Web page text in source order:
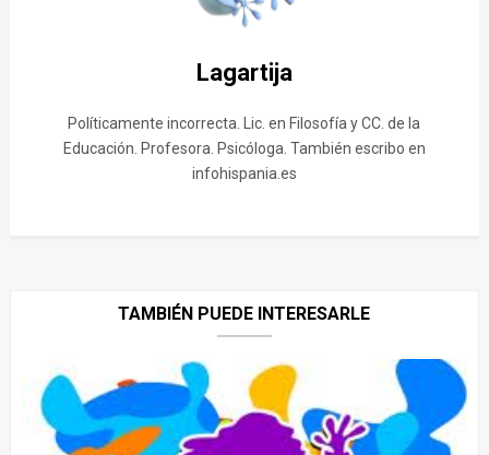
Lagartija
Políticamente incorrecta. Lic. en Filosofía y CC. de la
Educación. Profesora. Psicóloga. También escribo en
infohispania.es
TAMBIÉN PUEDE INTERESARLE